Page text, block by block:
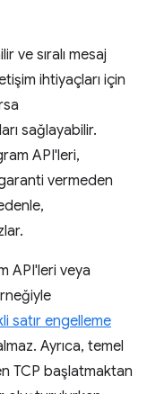
ve sıralı mesaj
ihtiyaçları için
sağlayabilir.
API'leri,
vermeden
API'leri veya
satır engelleme
Ayrıca, temel
TCP başlatmaktan